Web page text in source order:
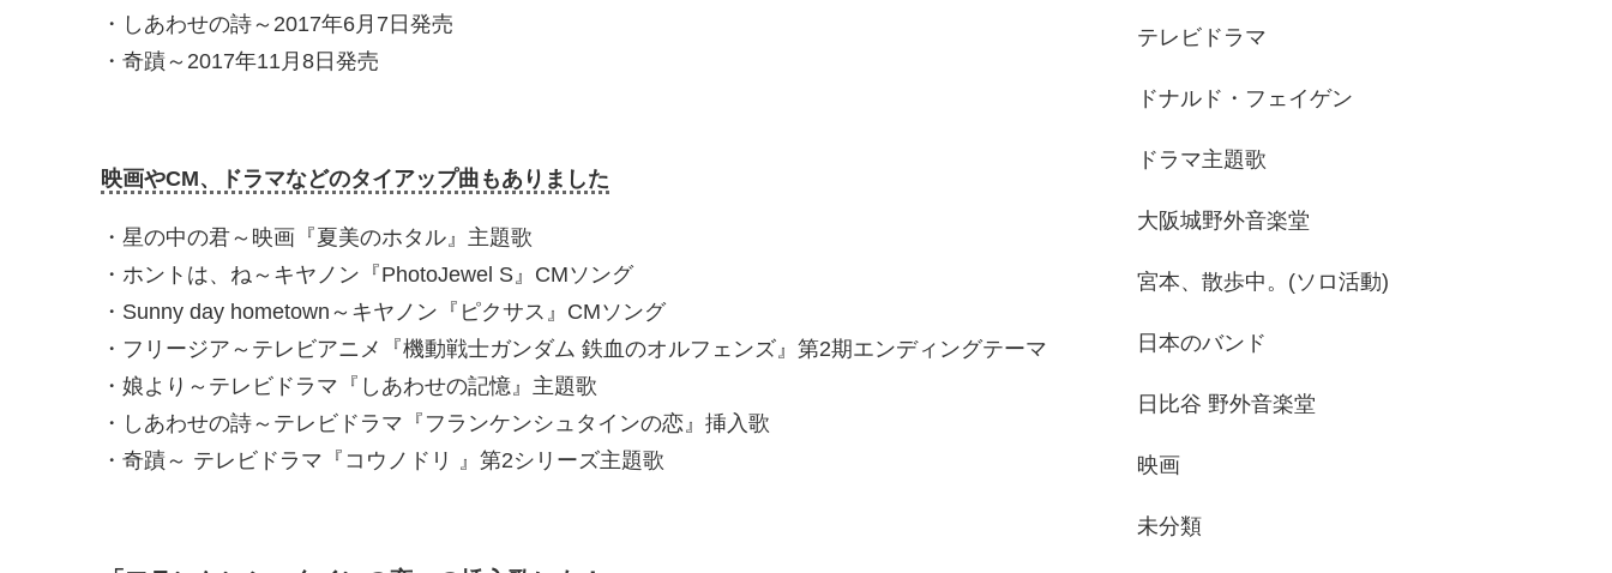
・しあわせの詩～2017年6月7日発売
・奇蹟～2017年11月8日発売
映画やCM、ドラマなどのタイアップ曲もありました
・星の中の君～映画『夏美のホタル』主題歌
・ホントは、ね～キヤノン『PhotoJewel S』CMソング
・Sunny day hometown～キヤノン『ピクサス』CMソング
・フリージア～テレビアニメ『機動戦士ガンダム 鉄血のオルフェンズ』第2期エンディングテーマ
・娘より～テレビドラマ『しあわせの記憶』主題歌
・しあわせの詩～テレビドラマ『フランケンシュタインの恋』挿入歌
・奇蹟～ テレビドラマ『コウノドリ 』第2シリーズ主題歌
テレビドラマ
ドナルド・フェイゲン
ドラマ主題歌
大阪城野外音楽堂
宮本、散歩中。(ソロ活動)
日本のバンド
日比谷 野外音楽堂
映画
未分類